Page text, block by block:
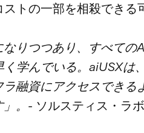
トの一部を相殺できる
なりつつあり、すべての
学んでいる。aiUSXは
融資にアクセスできる
。 - ソルスティス・ラ